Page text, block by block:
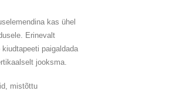
kas ühel
Erinevalt
paigaldada
jooksma.
mistõttu